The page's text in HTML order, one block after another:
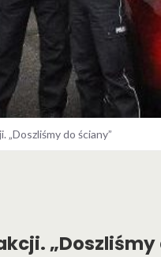
do ściany”
„Doszliśmy